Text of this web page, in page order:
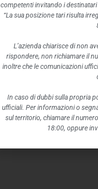
competenti invitando i
“La sua posizione tari risulta
L’azienda chiarisce di non
rispondere, non richiamare il
inoltre che le comunicazioni
In caso di dubbi sulla propria
ufficiali. Per informazioni o
sul territorio, chiamare il
18:00, oppure